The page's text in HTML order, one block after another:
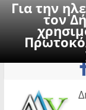
Για την
τον
to